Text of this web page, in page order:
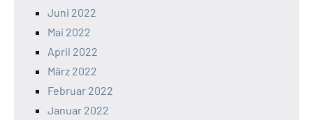
Juni 2022
Mai 2022
April 2022
März 2022
Februar 2022
Januar 2022